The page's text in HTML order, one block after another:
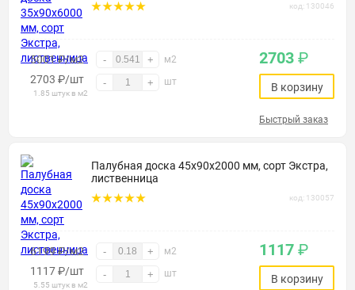
код: 130046
5001 ₽/м2 - + м2
2703 ₽/шт
1.85 штук в м2
- + шт
2703 ₽
В корзину
Быстрый заказ
Палубная доска 45х90х2000 мм, сорт Экстра,
лиственница
код: 130057
6199 ₽/м2 - + м2
1117₽/шт
5.55 штук в м2
- + шт
1117 ₽
В корзину